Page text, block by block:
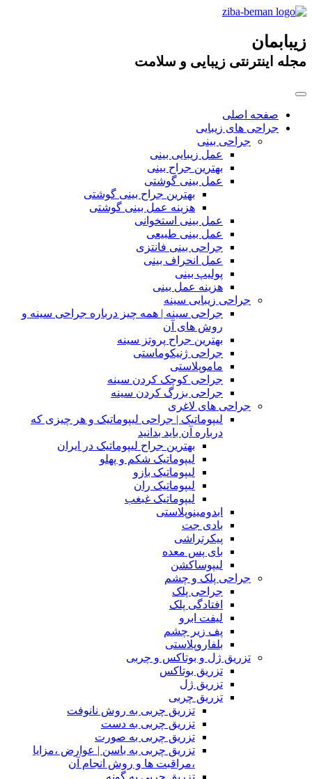
زیبابمان
مجله اینترنتی زیبایی و سلامت
صفحه اصلی
جراحی های زیبایی
جراحی بینی
عمل زیبایی بینی
بهترین جراح بینی
عمل بینی گوشتی
بهترین جراح بینی گوشتی
هزینه عمل بینی گوشتی
عمل بینی استخوانی
عمل بینی طبیعی
جراحی بینی فانتزی
عمل انحراف بینی
پولیپ بینی
هزینه عمل بینی
جراحی زیبایی سینه
جراحی سینه | همه چیز درباره جراحی سینه و
روش های آن
بهترین جراح پروتز سینه
جراحی ژنیکوماستی
ماموپلاستی
جراحی کوچک کردن سینه
جراحی بزرگ کردن سینه
جراحی های لاغری
لیپوماتیک | جراحی لیپوماتیک و هر چیزی که
درباره آن باید بدانید
بهترین جراح لیپوماتیک در ایران
لیپوماتیک شکم و پهلو
لیپوماتیک بازو
لیپوماتیک ران
لیپوماتیک غبغب
ابدومینوپلاستی
بادی‌ جت
پیکرتراشی
بای پس معده
لیپوساکشن
جراحی پلک و چشم
جراحی پلک
افتادگی پلک
لیفت ابرو
پف زیر چشم
بلفاروپلاستی
تزریق ژل و بوتاکس و چربی
تزریق بوتاکس
تزریق ژل
تزریق چربی
تزریق چربی به روش نانوفت
تزریق چربی به دست
تزریق چربی به صورت
تزریق چربی به باسن | عوارض ،مزایا
،مراقبت ها و روش انجام آن
تزریق چربی به گونه